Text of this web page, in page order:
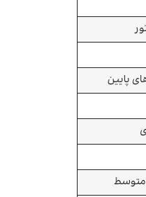
پایین
متوسط